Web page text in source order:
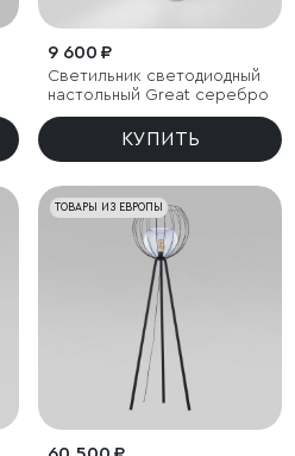
9 600 ₽
Светильник светодиодный
настольный Great серебро
КУПИТЬ
ТОВАРЫ ИЗ ЕВРОПЫ